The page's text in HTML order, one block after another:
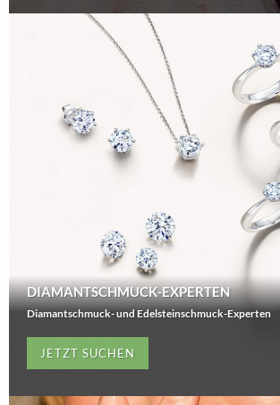
DIAMANTSCHMUCK-EXPERTEN
Diamantschmuck- und Edelsteinschmuck-Experten
JETZT SUCHEN